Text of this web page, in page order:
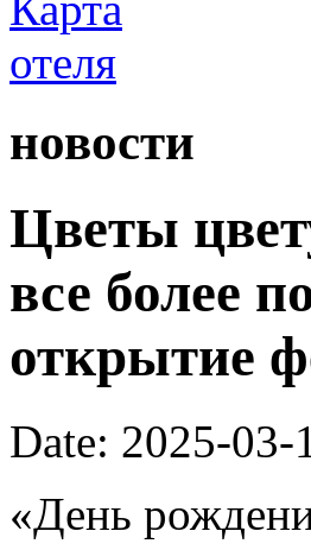
новости
Цветы
все более
открытие
Date: 2025-03-
«День